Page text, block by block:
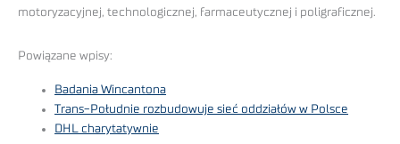
motoryzacyjnej, technologicznej, farmaceutycznej i poligraficznej.
Powiązane wpisy:
Badania Wincantona
Trans-Południe rozbudowuje sieć oddziałów w Polsce
DHL charytatywnie